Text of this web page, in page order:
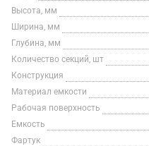
Высота, мм
Ширина, мм
Глубина, мм
Количество секций, шт
Конструкция
Материал емкости
Рабочая поверхность
Емкость
Фартук